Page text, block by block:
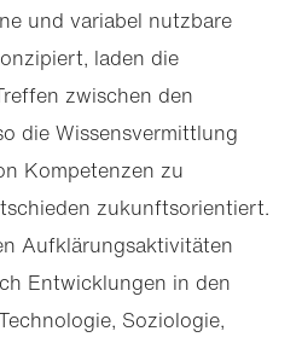
und variabel nutzbare
laden die
zwischen den
die Wissens­vermittlung
Kompetenzen zu
zukunftsorientiert.
Aufklärungs­aktivitäten
Entwicklungen in den
Soziologie,